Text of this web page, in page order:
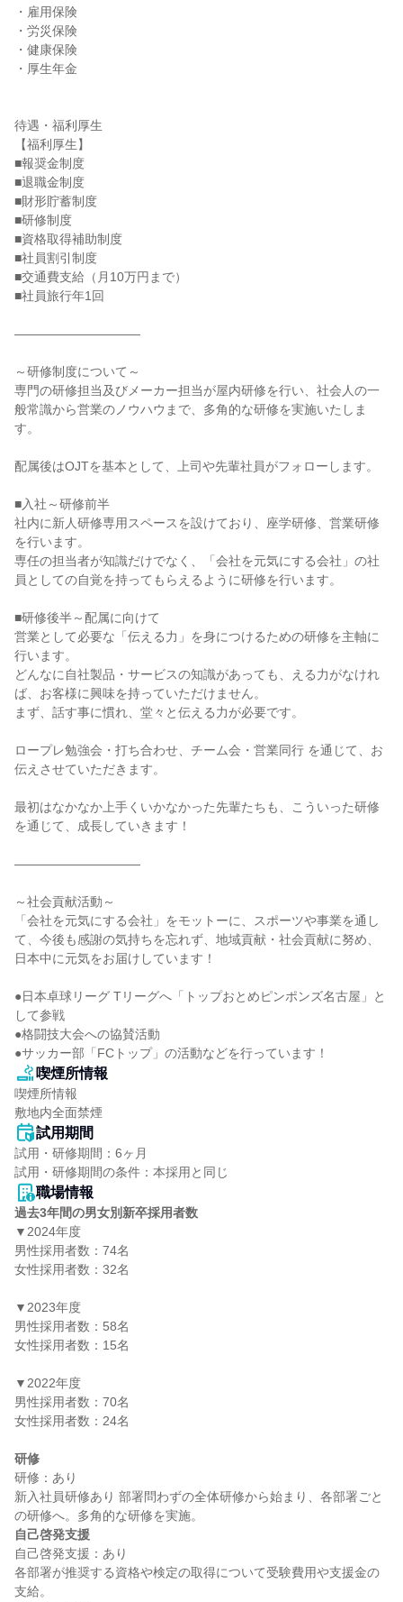
・雇用保険
・労災保険
・健康保険
・厚生年金
待遇・福利厚生
【福利厚生】
■報奨金制度
■退職金制度
■財形貯蓄制度
■研修制度
■資格取得補助制度
■社員割引制度
■交通費支給（月10万円まで）
■社員旅行年1回
――――――――――
～研修制度について～
専門の研修担当及びメーカー担当が屋内研修を行い、社会人の一
般常識から営業のノウハウまで、多角的な研修を実施いたしま
す。
配属後はOJTを基本として、上司や先輩社員がフォローします。
■入社～研修前半
社内に新人研修専用スペースを設けており、座学研修、営業研修
を行います。
専任の担当者が知識だけでなく、「会社を元気にする会社」の社
員としての自覚を持ってもらえるように研修を行います。
■研修後半～配属に向けて
営業として必要な「伝える力」を身につけるための研修を主軸に
行います。
どんなに自社製品・サービスの知識があっても、える力がなけれ
ば、お客様に興味を持っていただけません。
まず、話す事に慣れ、堂々と伝える力が必要です。
ロープレ勉強会・打ち合わせ、チーム会・営業同行 を通じて、お
伝えさせていただきます。
最初はなかなか上手くいかなかった先輩たちも、こういった研修
を通じて、成長していきます！
――――――――――
～社会貢献活動～
「会社を元気にする会社」をモットーに、スポーツや事業を通し
て、今後も感謝の気持ちを忘れず、地域貢献・社会貢献に努め、
日本中に元気をお届けしています！
●日本卓球リーグ Tリーグへ「トップおとめピンポンズ名古屋」と
して参戦
●格闘技大会への協賛活動
●サッカー部「FCトップ」の活動などを行っています！
喫煙所情報
喫煙所情報
敷地内全面禁煙
試用期間
試用・研修期間：6ヶ月
職場情報
過去3年間の男女別新卒採用者数
▼2024年度
男性採用者数：74名
女性採用者数：32名
▼2023年度
男性採用者数：58名
女性採用者数：15名
▼2022年度
男性採用者数：70名
女性採用者数：24名
研修
研修：あり
新入社員研修あり 部署問わずの全体研修から始まり、各部署ごと
自己啓発支援
自己啓発支援：あり
各部署が推奨する資格や検定の取得について受験費用や支援金の